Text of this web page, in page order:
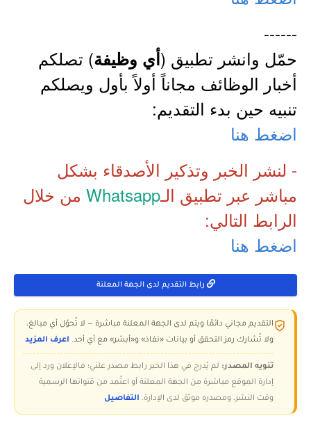
------
حمّل وانشر تطبيق (أي وظيفة) تصلكم
أخبار الوظائف مجاناً أولاً بأول ويصلكم
تنبيه حين بدء التقديم:
اضغط هنا
- لنشر الخبر وتذكير الأصدقاء بشكل
مباشر عبر تطبيق الـWhatsapp من خلال
الرابط التالي:
اضغط هنا
رابط التقديم لدى الجهة المعلنة
التقديم مجاني دائمًا ويتم لدى الجهة المعلنة مباشرة — لا تُحوّل أي مبالغ،
ولا تُشارك رمز التحقق أو بيانات «نفاذ» و«أبشر» مع أي أحد. اعرف المزيد
تنويه المصدر: لم يُدرج في هذا الخبر رابط مصدر علني؛ فالإعلان ورد إلى
إدارة الموقع مباشرة من الجهة المعلنة أو اعتُمد من قنواتها الرسمية
وقت النشر، ومصدره موثق لدى الإدارة. التفاصيل